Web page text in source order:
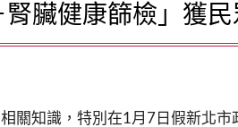
臟健康篩檢」獲民
關知識，特別在1月7日假新北